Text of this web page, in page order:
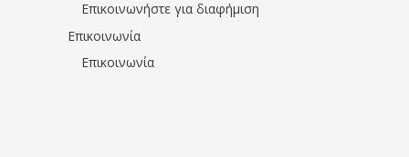
Επικοινωνήστε για διαφήμιση
Επικοινωνία
Επικοινωνία